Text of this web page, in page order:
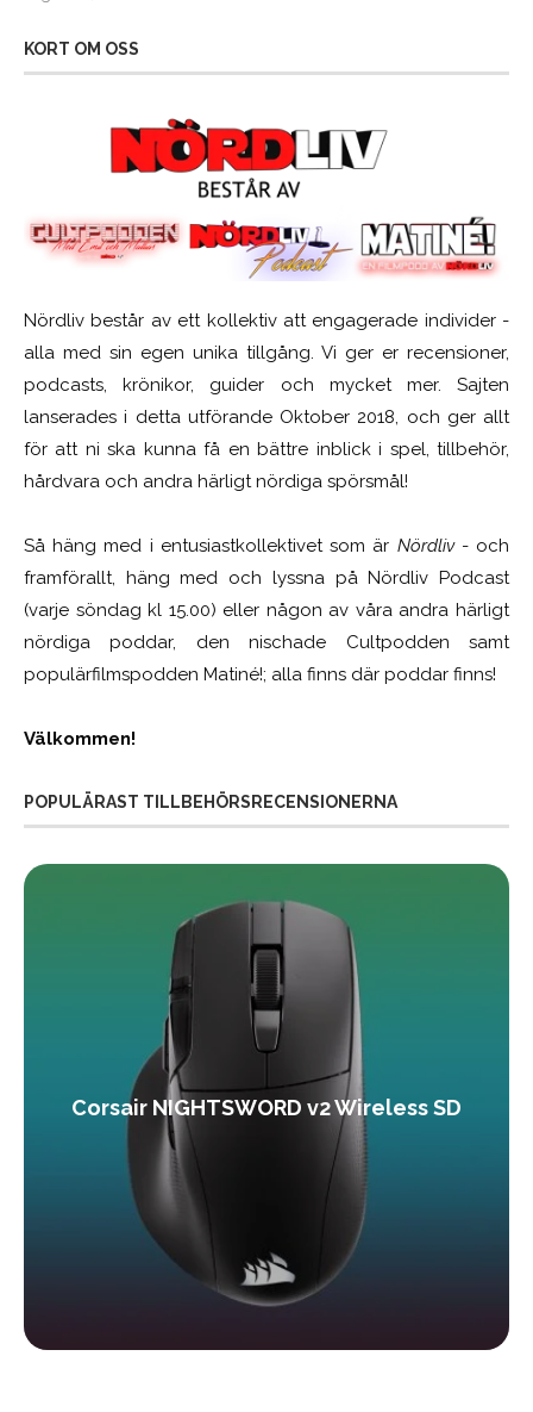
KORT OM OSS
Nördliv består av ett kollektiv att engagerade individer -
alla med sin egen unika tillgång. Vi ger er recensioner,
podcasts, krönikor, guider och mycket mer. Sajten
lanserades i detta utförande Oktober 2018, och ger allt
för att ni ska kunna få en bättre inblick i spel, tillbehör,
hårdvara och andra härligt nördiga spörsmål!
Så häng med i entusiastkollektivet som är Nördliv- och
framförallt, häng med och lyssna på Nördliv Podcast
(varje söndag kl 15.00) eller någon av våra andra härligt
nördiga poddar, den nischade Cultpodden samt
populärfilmspodden Matiné!; alla finns där poddar finns!
Välkommen!
POPULÄRAST TILLBEHÖRSRECENSIONERNA
Corsair NIGHTSWORD v2 Wireless SD